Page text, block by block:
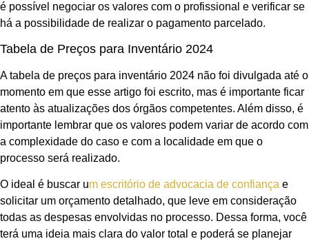
é possível negociar os valores com o profissional e verificar se
há a possibilidade de realizar o pagamento parcelado.
Tabela de Preços para Inventário 2024
A tabela de preços para inventário 2024 não foi divulgada até o
momento em que esse artigo foi escrito, mas é importante ficar
atento às atualizações dos órgãos competentes. Além disso, é
importante lembrar que os valores podem variar de acordo com
a complexidade do caso e com a localidade em que o
processo será realizado.
O ideal é buscar um escritório de advocacia de confiança e
solicitar um orçamento detalhado, que leve em consideração
todas as despesas envolvidas no processo. Dessa forma, você
terá uma ideia mais clara do valor total e poderá se planejar